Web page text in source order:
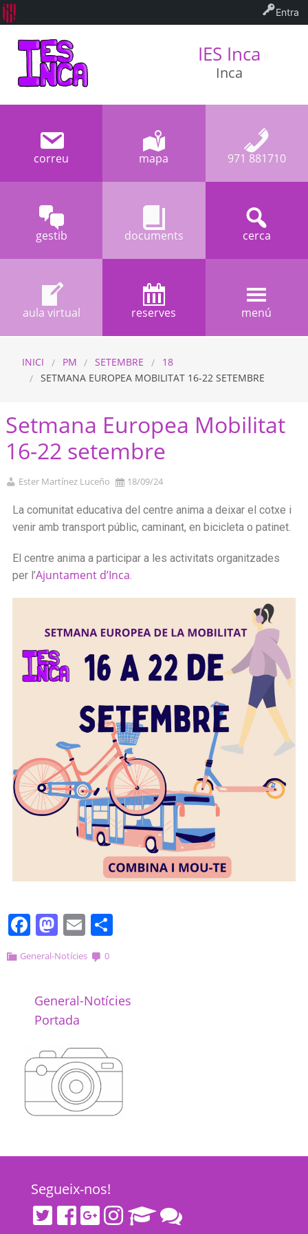
IES Inca
Inca
correu mapa 971 881710
gestib documents cerca
aula virtual reserves menú
INICI PM SETEMBRE
18
SETMANA EUROPEA MOBILITAT 16-22 SETEMBRE
Setmana Europea Mobilitat
16-22 setembre
Ester Martínez Luceño 18/09/24
La comunitat educativa del centre anima a deixar el cotxe i
venir amb transport públic, caminant, en bicicleta o patinet.
El centre anima a participar a les activitats organitzades
per l’Ajuntament d’Inca.
Facebook
Mastodon
Email
General-Notícies 0
General-Notícies
Portada
Segueix-nos!
Entra